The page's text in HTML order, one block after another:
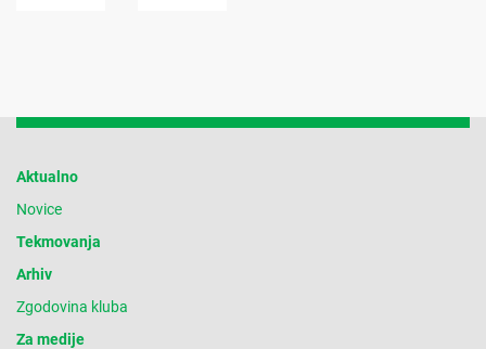
Aktualno
Novice
Tekmovanja
Arhiv
Zgodovina kluba
Za medije